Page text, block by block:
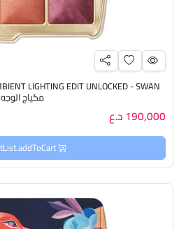
مكياج الوجه
190,000 د.ع
productList.addToCart